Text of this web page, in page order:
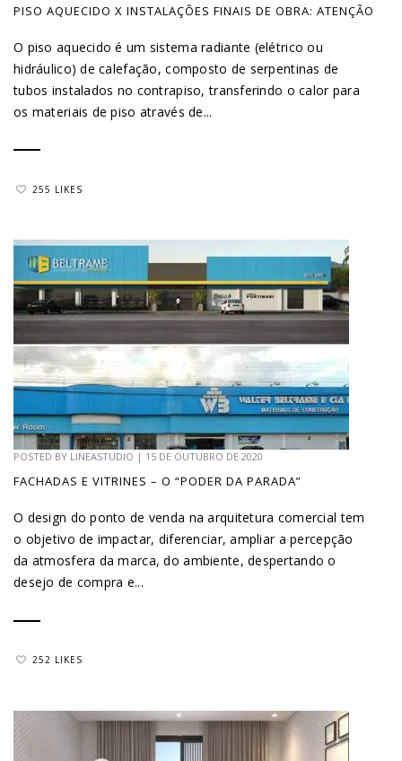
PISO AQUECIDO X INSTALAÇÕES FINAIS DE OBRA: ATENÇÃO
O piso aquecido é um sistema radiante (elétrico ou
hidráulico) de calefação, composto de serpentinas de
tubos instalados no contrapiso, transferindo o calor para
os materiais de piso através de...
255 LIKES
POSTED BY LINEASTUDIO | 15 DE OUTUBRO DE 2020
FACHADAS E VITRINES – O “PODER DA PARADA”
O design do ponto de venda na arquitetura comercial tem
o objetivo de impactar, diferenciar, ampliar a percepção
da atmosfera da marca, do ambiente, despertando o
desejo de compra e...
252 LIKES